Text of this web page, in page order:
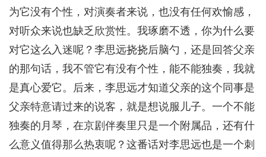
为它没有个性，对演奏者来说，也没有任何欢愉感，
对听众来说也缺乏欣赏性。我琢磨不透，你为什么要
对它这么入迷呢？李思远挠挠后脑勺，还是回答父亲
的那句话，我不管它有没有个性，能不能独奏，我就
是真心爱它。后来，李思远才知道父亲的这个同事是
父亲特意请过来的说客，就是想说服儿子。一个不能
独奏的月琴，在京剧伴奏里只是一个附属品，还有什
么意义值得那么热衷呢？这番话对李思远也是一个刺